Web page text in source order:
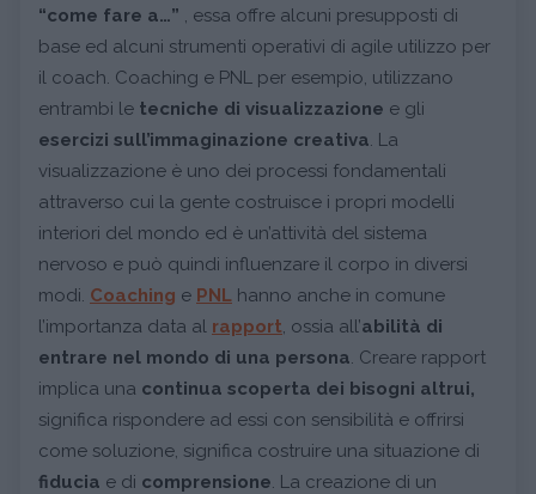
“come fare a…” , essa offre alcuni presupposti di
base ed alcuni strumenti operativi di agile utilizzo per
il coach. Coaching e PNL per esempio, utilizzano
entrambi le tecniche di visualizzazione e gli
esercizi sull’immaginazione creativa. La
visualizzazione è uno dei processi fondamentali
attraverso cui la gente costruisce i propri modelli
interiori del mondo ed è un’attività del sistema
nervoso e può quindi influenzare il corpo in diversi
modi. Coaching e PNL hanno anche in comune
l’importanza data al rapport, ossia all’abilità di
entrare nel mondo di una persona. Creare rapport
implica una continua scoperta dei bisogni altrui,
significa rispondere ad essi con sensibilità e offrirsi
come soluzione, significa costruire una situazione di
fiducia e di comprensione. La creazione di un